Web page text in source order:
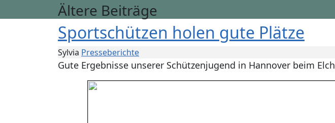
Ältere Beiträge
Sportschützen holen gute Plätze
Sylvia Presseberichte
Gute Ergebnisse unserer Schützenjugend in Hannover beim